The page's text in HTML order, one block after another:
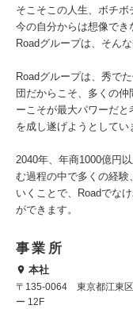
そこそこの人生、ボチ
今の自分からは想像でき
Roadグループは、そん
Roadグループは、秀で
団だからこそ、多くの
ーこそが最大パワーだ
を成し遂げようとしてい
2040年、年商1000億円
む過程の中で多くの経
いくことで、Roadでな
ができます。
事業所
本社
〒135-0064 東京都江東区
ー 12F